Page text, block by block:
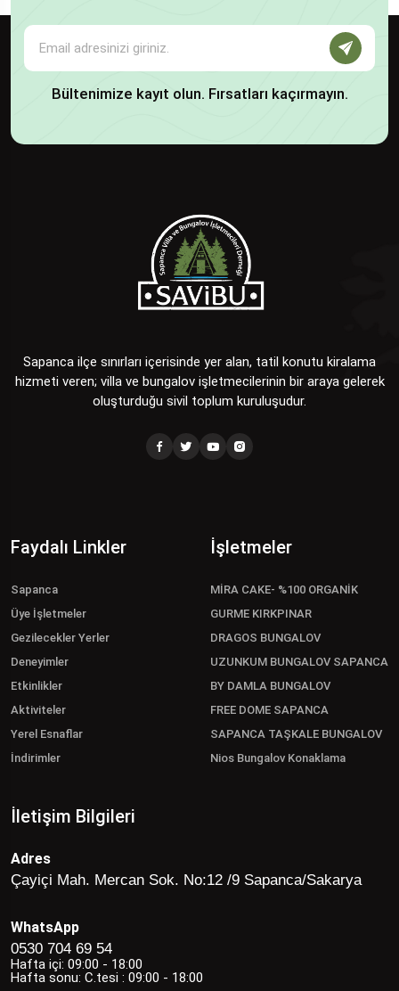
Bültenimize kayıt olun. Fırsatları kaçırmayın.
Sapanca ilçe sınırları içerisinde yer alan, tatil konutu kiralama
hizmeti veren; villa ve bungalov işletmecilerinin bir araya gelerek
oluşturduğu sivil toplum kuruluşudur.
Faydalı Linkler
Sapanca
Üye İşletmeler
Gezilecekler Yerler
Deneyimler
Etkinlikler
Aktiviteler
Yerel Esnaflar
İndirimler
İşletmeler
MİRA CAKE- %100 ORGANİK
GURME KIRKPINAR
DRAGOS BUNGALOV
UZUNKUM BUNGALOV SAPANCA
BY DAMLA BUNGALOV
FREE DOME SAPANCA
SAPANCA TAŞKALE BUNGALOV
Nios Bungalov Konaklama
İletişim Bilgileri
Adres
Çayiçi Mah. Mercan Sok. No:12 /9 Sapanca/Sakarya
WhatsApp
0530 704 69 54
Hafta içi: 09:00 - 18:00
Hafta sonu: C.tesi : 09:00 - 18:00